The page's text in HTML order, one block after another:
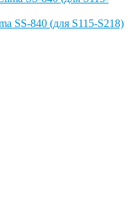
SS-840 (для S115-S218)